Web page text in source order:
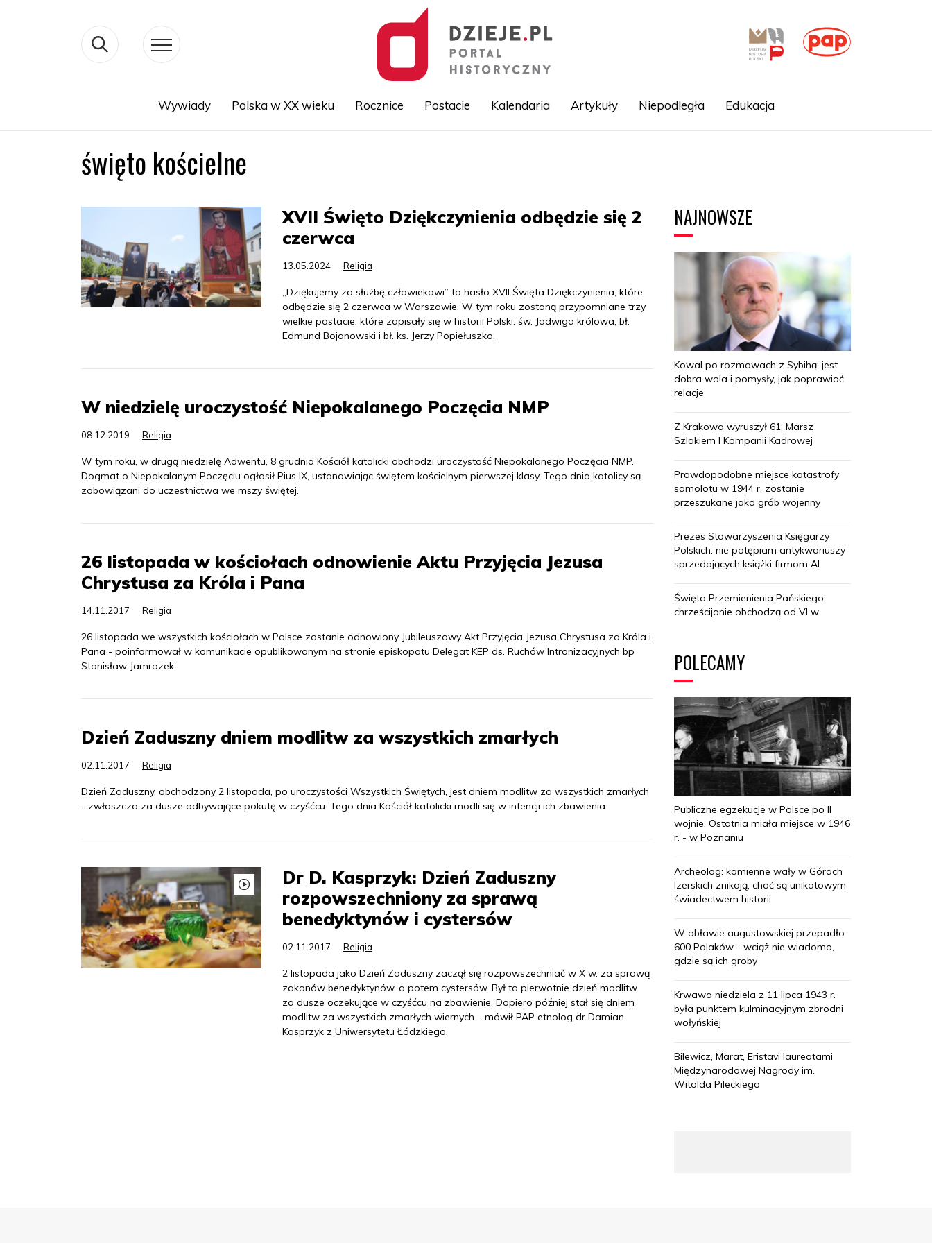
Wywiady Polska w XX wieku Rocznice Postacie Kalendaria Artykuły Niepodległa Edukacja
święto kościelne
XVII Święto Dziękczynienia odbędzie się 2
czerwca
13.05.2024 Religia
„Dziękujemy za służbę człowiekowi” to hasło XVII Święta Dziękczynienia, które
odbędzie się 2 czerwca w Warszawie. W tym roku zostaną przypomniane trzy
wielkie postacie, które zapisały się w historii Polski: św. Jadwiga królowa, bł.
Edmund Bojanowski i bł. ks. Jerzy Popiełuszko.
W niedzielę uroczystość Niepokalanego Poczęcia NMP
08.12.2019 Religia
W tym roku, w drugą niedzielę Adwentu, 8 grudnia Kościół katolicki obchodzi uroczystość Niepokalanego Poczęcia NMP.
Dogmat o Niepokalanym Poczęciu ogłosił Pius IX, ustanawiając świętem kościelnym pierwszej klasy. Tego dnia katolicy są
zobowiązani do uczestnictwa we mszy świętej.
26 listopada w kościołach odnowienie Aktu Przyjęcia Jezusa
Chrystusa za Króla i Pana
14.11.2017 Religia
26 listopada we wszystkich kościołach w Polsce zostanie odnowiony Jubileuszowy Akt Przyjęcia Jezusa Chrystusa za Króla i
Pana - poinformował w komunikacie opublikowanym na stronie episkopatu Delegat KEP ds. Ruchów Intronizacyjnych bp
Stanisław Jamrozek.
Dzień Zaduszny dniem modlitw za wszystkich zmarłych
02.11.2017 Religia
Dzień Zaduszny, obchodzony 2 listopada, po uroczystości Wszystkich Świętych, jest dniem modlitw za wszystkich zmarłych
- zwłaszcza za dusze odbywające pokutę w czyśćcu. Tego dnia Kościół katolicki modli się w intencji ich zbawienia.
Dr D. Kasprzyk: Dzień Zaduszny
rozpowszechniony za sprawą
benedyktynów i cystersów
02.11.2017 Religia
2 listopada jako Dzień Zaduszny zaczął się rozpowszechniać w X w. za sprawą
zakonów benedyktynów, a potem cystersów. Był to pierwotnie dzień modlitw
za dusze oczekujące w czyśćcu na zbawienie. Dopiero później stał się dniem
modlitw za wszystkich zmarłych wiernych – mówił PAP etnolog dr Damian
Kasprzyk z Uniwersytetu Łódzkiego.
NAJNOWSZE
Kowal po rozmowach z Sybihą: jest
dobra wola i pomysły, jak poprawiać
relacje
Z Krakowa wyruszył 61. Marsz
Szlakiem I Kompanii Kadrowej
Prawdopodobne miejsce katastrofy
samolotu w 1944 r. zostanie
przeszukane jako grób wojenny
Prezes Stowarzyszenia Księgarzy
Polskich: nie potępiam antykwariuszy
sprzedających książki firmom AI
Święto Przemienienia Pańskiego
chrześcijanie obchodzą od VI w.
POLECAMY
Publiczne egzekucje w Polsce po II
wojnie. Ostatnia miała miejsce w 1946
r. - w Poznaniu
Archeolog: kamienne wały w Górach
Izerskich znikają, choć są unikatowym
świadectwem historii
W obławie augustowskiej przepadło
600 Polaków - wciąż nie wiadomo,
gdzie są ich groby
Krwawa niedziela z 11 lipca 1943 r.
była punktem kulminacyjnym zbrodni
wołyńskiej
Bilewicz, Marat, Eristavi laureatami
Międzynarodowej Nagrody im.
Witolda Pileckiego